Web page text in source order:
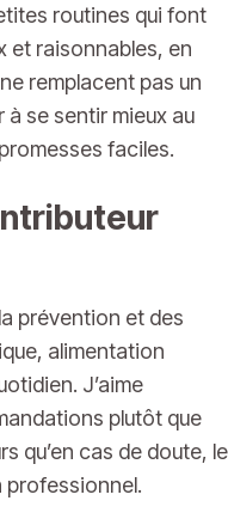
routines qui font
et raisonnables, en
remplacent pas un
se sentir mieux au
faciles.
prévention et des
alimentation
J’aime
plutôt que
qu’en cas de doute, le
professionnel.